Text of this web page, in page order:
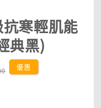
抗寒輕肌能
典黑)
優惠